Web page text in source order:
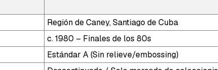
Región de Caney, Santiago de Cuba
c. 1980 – Finales de los 80s
Estándar A (Sin relieve/embossing)